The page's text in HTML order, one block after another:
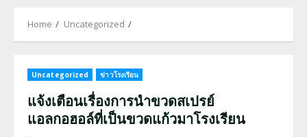
Home Uncategorized
Uncategorized ข่าวโรงเรียน
แจ้งเตือนเรื่องการนำขวดสเปรย์
แอลกอฮอล์ที่เป็นขวดแก้วมาโรงเรียน